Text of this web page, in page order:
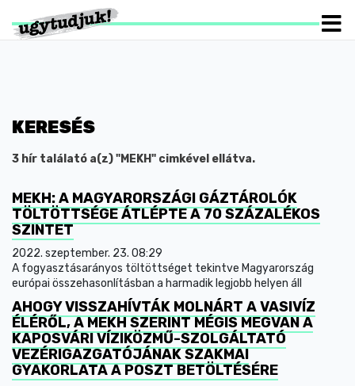
KERESÉS
3 hír találató a(z) "MEKH" cimkével ellátva.
MEKH: A MAGYARORSZÁGI GÁZTÁROLÓK
TÖLTÖTTSÉGE ÁTLÉPTE A 70 SZÁZALÉKOS
SZINTET
2022. szeptember. 23. 08:29
A fogyasztásarányos töltöttséget tekintve Magyarország
európai összehasonlításban a harmadik legjobb helyen áll
AHOGY VISSZAHÍVTÁK MOLNÁRT A VASIVÍZ
ÉLÉRŐL, A MEKH SZERINT MÉGIS MEGVAN A
KAPOSVÁRI VÍZIKÖZMŰ-SZOLGÁLTATÓ
VEZÉRIGAZGATÓJÁNAK SZAKMAI
GYAKORLATA A POSZT BETÖLTÉSÉRE